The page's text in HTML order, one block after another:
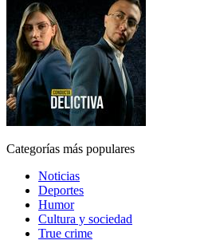
Categorías más populares
Noticias
Deportes
Humor
Cultura y sociedad
True crime